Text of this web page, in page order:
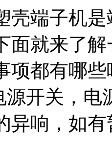
端子机是
面就来了
项都有哪些
关，电
异响，如